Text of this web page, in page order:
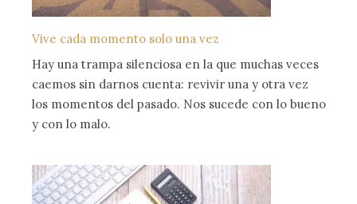
Vive cada momento solo una vez
Hay una trampa silenciosa en la que muchas veces
caemos sin darnos cuenta: revivir una y otra vez
los momentos del pasado. Nos sucede con lo bueno
y con lo malo.